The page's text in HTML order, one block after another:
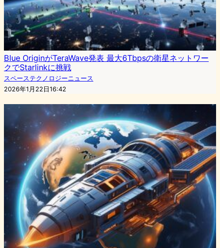
Blue OriginがTeraWave発表 最大6Tbpsの衛星ネットワー
クでStarlinkに挑戦
スペーステクノロジーニュース
2026年1月22日16:42